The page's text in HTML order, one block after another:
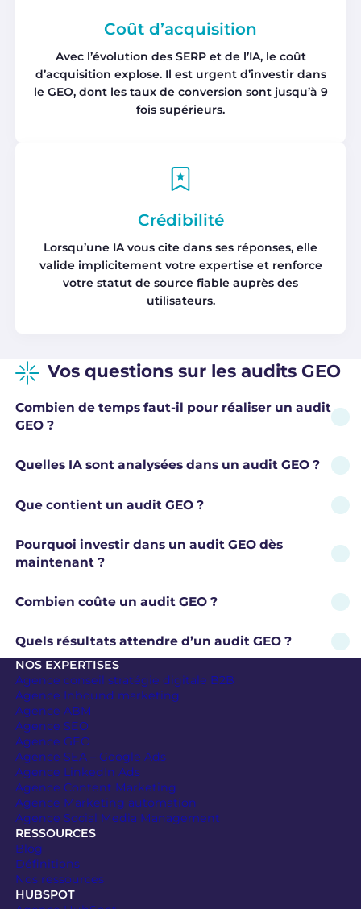
Coût d’acquisition
Avec l’évolution des SERP et de l’IA, le coût
d’acquisition explose. Il est urgent d’investir dans
le GEO, dont les taux de conversion sont jusqu’à 9
fois supérieurs.
Crédibilité
Lorsqu’une IA vous cite dans ses réponses, elle
valide implicitement votre expertise et renforce
votre statut de source fiable auprès des
utilisateurs.
Vos questions sur les audits GEO
Combien de temps faut-il pour réaliser un audit
GEO ?
Quelles IA sont analysées dans un audit GEO ?
Que contient un audit GEO ?
Pourquoi investir dans un audit GEO dès
maintenant ?
Combien coûte un audit GEO ?
Quels résultats attendre d’un audit GEO ?
NOS EXPERTISES
Agence conseil stratégie digitale B2B
Agence Inbound marketing
Agence ABM
Agence SEO
Agence GEO
Agence SEA – Google Ads
Agence LinkedIn Ads
Agence Content Marketing
Agence Marketing automation
Agence Social Media Management
RESSOURCES
Blog
Définitions
Nos ressources
HUBSPOT